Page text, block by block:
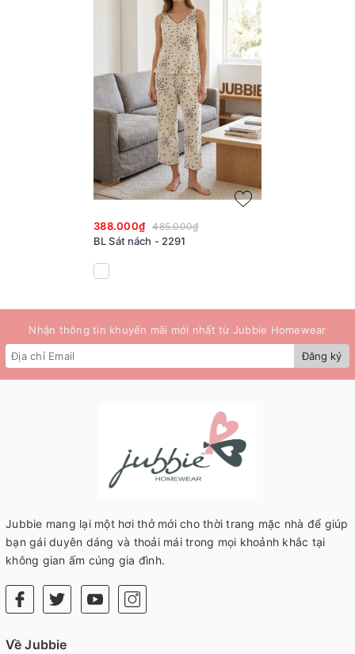
388.000₫ 485.000₫
BL Sát nách - 2291
Nhận thông tin khuyến mãi mới nhất từ Jubbie Homewear
Đăng ký
Jubbie mang lại một hơi thở mới cho thời trang mặc nhà để giúp
bạn gái duyên dáng và thoải mái trong mọi khoảnh khắc tại
không gian ấm cúng gia đình.
Về Jubbie